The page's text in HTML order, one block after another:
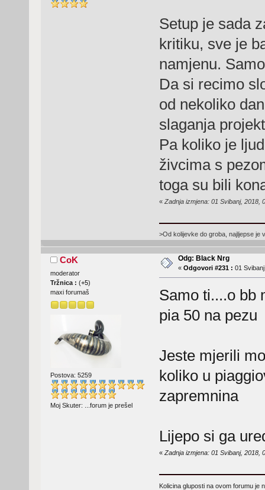
Setup je sada
kritiku, sve je
namjenu.
Da si recimo
od nekoliko
slaganja
Pa koliko je
živcima s
toga su bili
« Zadnja izmjena: 01 Svibanj, 2018,
>Od kolijevke do groba, najljepse je
CoK
moderator
Tržnica : (+5)
maxi forumaš
Postova: 5259
Moj Skuter: ...forum je prešel
Odg: Black Nrg
« Odgovori #231 : 01
Samo ti....o bb
pia 50 na pezu
Jeste mjerili
koliko u
zapremnina
Lijepo si ga
«Zadnja izmjena: 01 Svibanj, 2018,
Kolicina gluposti na ovom forumu je